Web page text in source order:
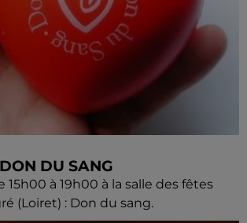
DU SANG
15h00 à 19h00 à la salle des fêtes
(Loiret) : Don du sang.